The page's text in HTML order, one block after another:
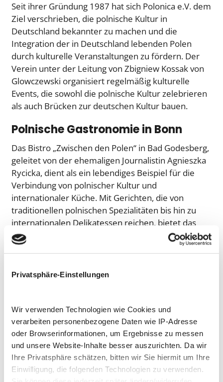
Privatsphäre-Einstellungen
Wir verwenden Technologien wie Cookies und
verarbeiten personenbezogene Daten wie IP-Adresse
oder Browserinformationen, um Ergebnisse zu messen
und unsere Website-Inhalte besser auszurichten. Da wir
Ihre Privatsphäre schätzen, bitten wir Sie hiermit um Ihre
Einwilligung, die folgenden Technologien zu verwenden.
Seit ihrer Gründung 1987 hat sich Polonica e.V. dem
Ziel verschrieben, die polnische Kultur in
Deutschland bekannter zu machen und die
Integration der in Deutschland lebenden Polen
durch kulturelle Veranstaltungen zu fördern. Der
Verein unter der Leitung von Zbigniew Kossak von
Glowczewski organisiert regelmäßig kulturelle
Events, die sowohl die polnische Kultur zelebrieren
als auch Brücken zur deutschen Kultur bauen.
Polnische Gastronomie in Bonn
Das Bistro „Zwischen den Polen“ in Bad Godesberg,
geleitet von der ehemaligen Journalistin Agnieszka
Rycicka, dient als ein lebendiges Beispiel für die
Verbindung von polnischer Kultur und
internationaler Küche. Mit Gerichten, die von
traditionellen polnischen Spezialitäten bis hin zu
internationalen Delikatessen reichen, bietet das
Bistro einen Treffpunkt für Kultur, Essen und
Kommunikation. Veranstaltungen wie Konzerte,
kulinarische Angebot und fördern den kulturellen
Einwohner mit polnischem
Hintergrund in Bonn
In Bonn leben fast 7.000 Menschen polnischer
Herkunft, was die Stadt zu einem wichtigen
Zentrum für den kulturellen und
zwischenmenschlichen Austausch zwischen